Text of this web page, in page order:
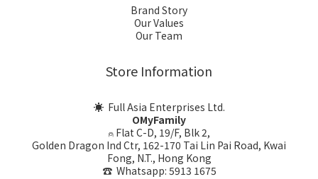
Brand Story
Our Values
Our Team
Store Information
☀ Full Asia Enterprises Ltd.
OMyFamily
⍝ Flat C-D, 19/F, Blk 2,
Golden Dragon Ind Ctr, 162-170 Tai Lin Pai Road, Kwai
Fong, N.T., Hong Kong
☎ Whatsapp: 5913 1675